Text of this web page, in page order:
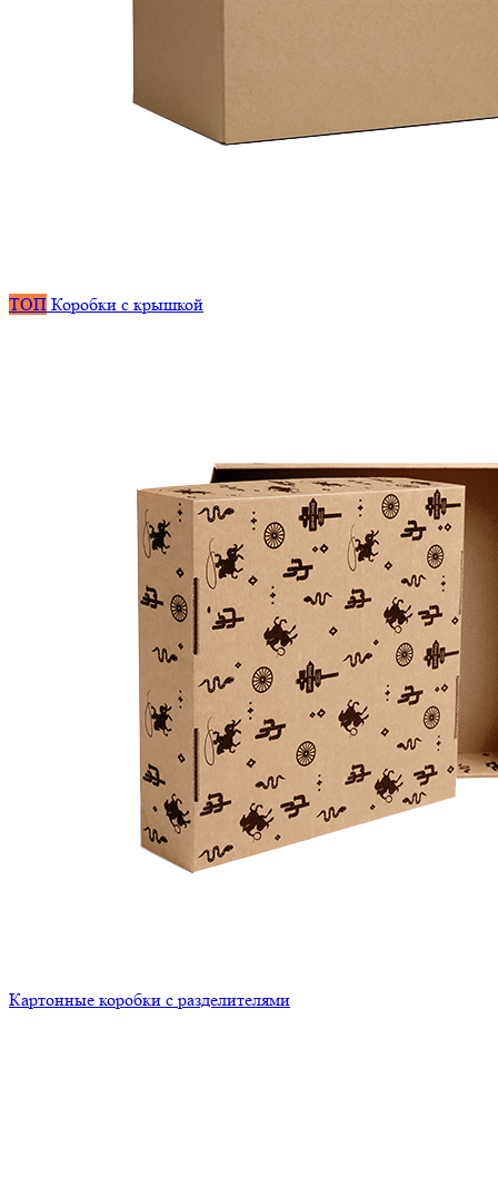
ТОП Коробки с крышкой
Картонные коробки с разделителями